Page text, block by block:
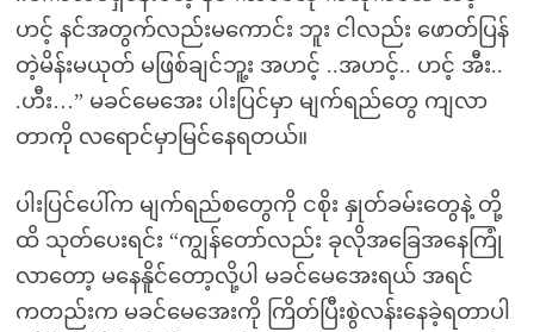
ဟင့် နင်အတွက်လည်းမကောင်း ဘူး ငါလည်း ဖောတ်ပြန်
တဲ့မိန်းမယုတ် မဖြစ်ချင်ဘူ့း အဟင့် ..အဟင့်.. ဟင့် အီး..
.ဟီး…” မခင်မေအေး ပါးပြင်မှာ မျက်ရည်တွေ ကျလာ
တာကို လရောင်မှာမြင်နေရတယ်။
ပါးပြင်ပေါ်က မျက်ရည်စတွေကို ငစိုး နှုတ်ခမ်းတွေနဲ့ တို့
ထိ သုတ်ပေးရင်း “ကျွန်တော်လည်း ခုလိုအခြေအနေကြုံ
လာတော့ မနေနိူင်တော့လို့ပါ မခင်မေအေးရယ် အရင်
ကတည်းက မခင်မေအေးကို ကြိတ်ပြီးစွဲလန်းနေခဲ့ရတာပါ